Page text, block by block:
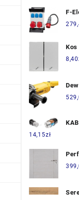
F-
+
Biel
8,40
14,15zł